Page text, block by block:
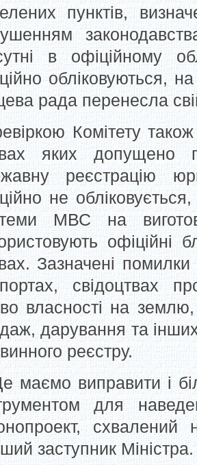
пунктів,
в офіційному
обліковуються,
рада перенесла
Комітету
яких допущено
реєстрацію
не
МВС на
Зазначені
свідоцтвах
власності на
дарування та
реєстру.
маємо виправити і
для
заступник Міністра.